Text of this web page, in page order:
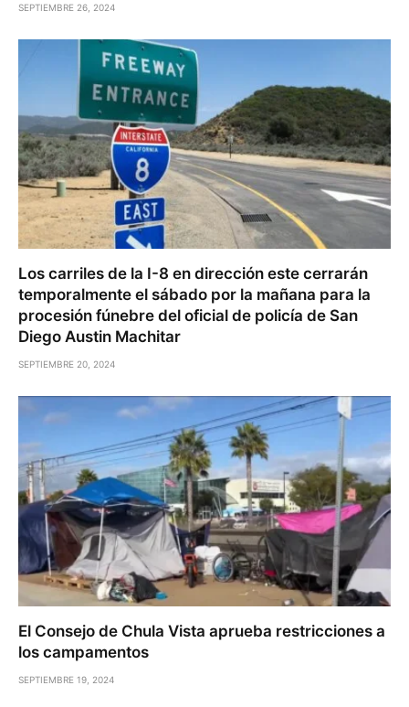
SEPTIEMBRE 26, 2024
Los carriles de la I-8 en dirección este cerrarán
temporalmente el sábado por la mañana para la
procesión fúnebre del oficial de policía de San
Diego Austin Machitar
SEPTIEMBRE 20, 2024
El Consejo de Chula Vista aprueba restricciones a
los campamentos
SEPTIEMBRE 19, 2024